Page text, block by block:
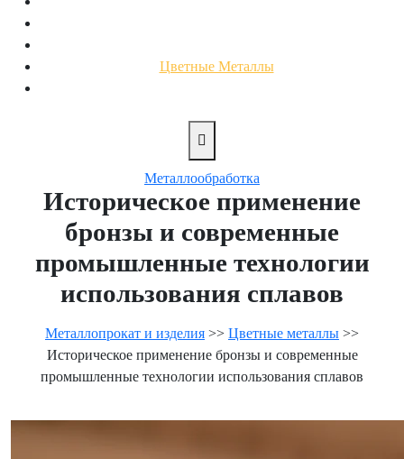
Цветные Металлы
Металлообработка
Историческое применение
бронзы и современные
промышленные технологии
использования сплавов
Металлопрокат и изделия >> Цветные металлы >>
Историческое применение бронзы и современные
промышленные технологии использования сплавов